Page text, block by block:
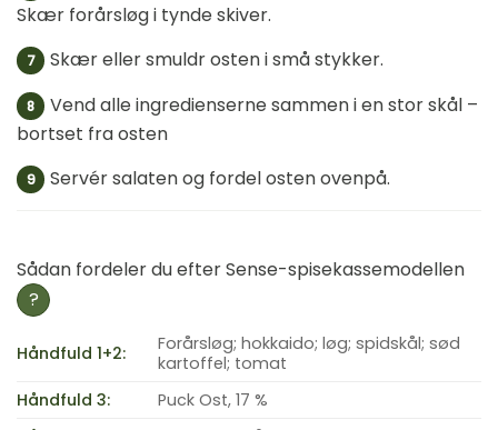
Skær forårsløg i tynde skiver.
7 Skær eller smuldr osten i små stykker.
8
Vend alle ingredienserne sammen i en stor skål –
bortset fra osten
9 Servér salaten og fordel osten ovenpå.
Sådan fordeler du efter Sense-spisekassemodellen
?
Håndfuld 1+2:
Forårsløg; hokkaido; løg; spidskål; sød
kartoffel; tomat
Håndfuld 3:
Puck Ost, 17 %